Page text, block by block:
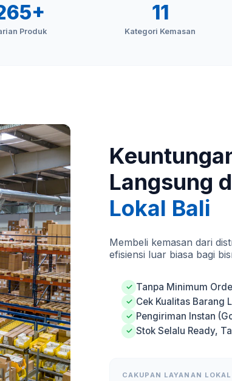
Produk
11
Kategori Kemasan
Langsung
Lokal Bali
Membeli kemasan dari
efisiensi luar biasa bagi
✓ Tanpa Minimum
✓ Cek Kualitas Barang
✓ Pengiriman Instan
✓ Stok Selalu Ready,
CAKUPAN LAYANAN